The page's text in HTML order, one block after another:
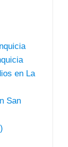
en La
San